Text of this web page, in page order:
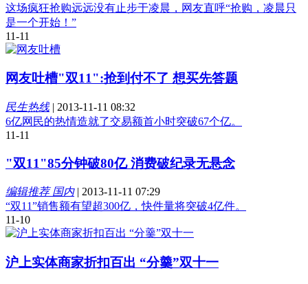
这场疯狂抢购远远没有止步于凌晨，网友直呼“抢购，凌晨只
是一个开始！”
11-11
网友吐槽"双11":抢到付不了 想买先答题
民生热线| 2013-11-11 08:32
6亿网民的热情造就了交易额首小时突破67个亿。
11-11
"双11"85分钟破80亿 消费破纪录无悬念
编辑推荐 国内| 2013-11-11 07:29
“双11”销售额有望超300亿，快件量将突破4亿件。
11-10
沪上实体商家折扣百出 “分羹”双十一